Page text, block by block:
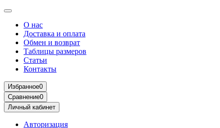
О нас
Доставка и оплата
Обмен и возврат
Таблицы размеров
Статьи
Контакты
Избранное0
Сравнение0
Личный кабинет
Авторизация